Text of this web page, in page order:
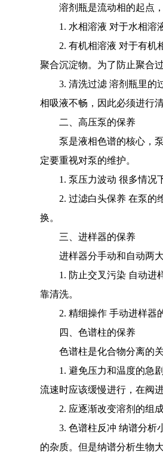
溶剂瓶是流动相的起点，
1. 水相溶液 对于水相溶液
2. 有机相溶液 对于有机相
聚合沉淀物。为了防止聚合
3. 清洗过滤 溶剂瓶里的过
相吸液不畅，因此必须进行
二、高压泵的保养
泵是液相色谱的核心，泵
定要重视对泵的维护。
1. 泵压力波动 很多情况下
2. 过滤白头保养 在泵的维
换。
三、进样器的保养
进样器分手动和自动两大
1. 防止交叉污染 自动进样
靠清洗。
2. 精细操作 手动进样器的
四、色谱柱的保养
色谱柱是化合物分离的关
1. 避免压力和温度的急剧
流速时应该缓慢进行，在阀
2. 应逐渐改变溶剂的组成
3. 色谱柱反冲 纳谱分析小
的杂质。但是纳谱分析生物